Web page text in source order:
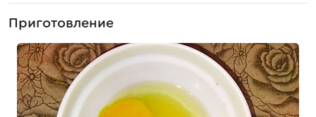
Приготовление